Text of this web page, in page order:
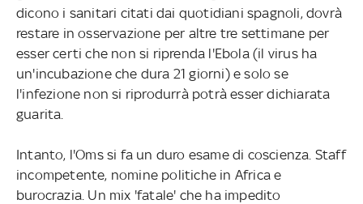
dicono i sanitari citati dai quotidiani spagnoli, dovrà
restare in osservazione per altre tre settimane per
esser certi che non si riprenda l'Ebola (il virus ha
un'incubazione che dura 21 giorni) e solo se
l'infezione non si riprodurrà potrà esser dichiarata
guarita.
Intanto, l'Oms si fa un duro esame di coscienza. Staff
incompetente, nomine politiche in Africa e
burocrazia. Un mix 'fatale' che ha impedito